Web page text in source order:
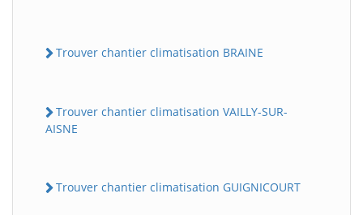
Trouver chantier climatisation BRAINE
Trouver chantier climatisation VAILLY-SUR-
AISNE
Trouver chantier climatisation GUIGNICOURT